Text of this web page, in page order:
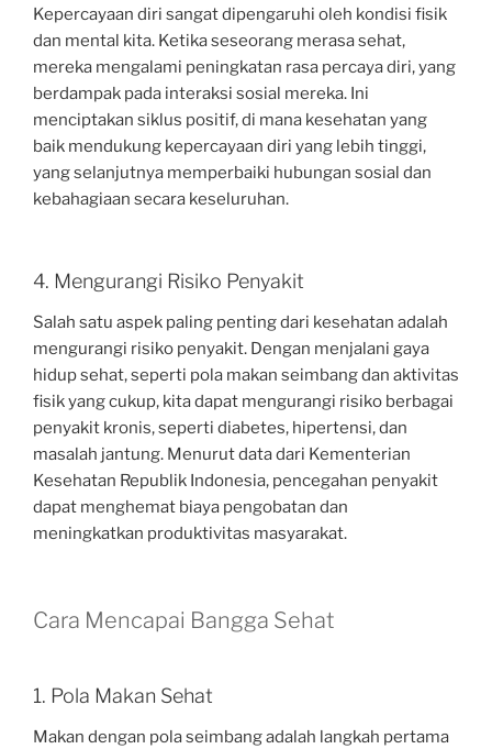
Kepercayaan diri sangat dipengaruhi oleh kondisi fisik
dan mental kita. Ketika seseorang merasa sehat,
mereka mengalami peningkatan rasa percaya diri, yang
berdampak pada interaksi sosial mereka. Ini
menciptakan siklus positif, di mana kesehatan yang
baik mendukung kepercayaan diri yang lebih tinggi,
yang selanjutnya memperbaiki hubungan sosial dan
kebahagiaan secara keseluruhan.
4. Mengurangi Risiko Penyakit
Salah satu aspek paling penting dari kesehatan adalah
mengurangi risiko penyakit. Dengan menjalani gaya
hidup sehat, seperti pola makan seimbang dan aktivitas
fisik yang cukup, kita dapat mengurangi risiko berbagai
penyakit kronis, seperti diabetes, hipertensi, dan
masalah jantung. Menurut data dari Kementerian
Kesehatan Republik Indonesia, pencegahan penyakit
dapat menghemat biaya pengobatan dan
meningkatkan produktivitas masyarakat.
Cara Mencapai Bangga Sehat
1. Pola Makan Sehat
Makan dengan pola seimbang adalah langkah pertama